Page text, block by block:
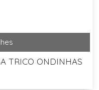
TRICO ONDINHAS